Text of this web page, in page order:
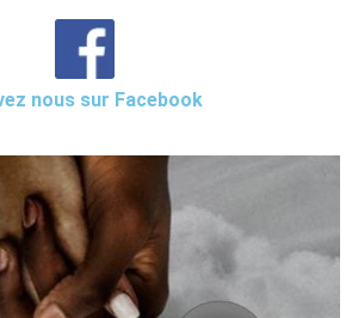
nous sur Facebook